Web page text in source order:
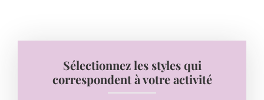
Sélectionnez les styles qui
correspondent à votre activité